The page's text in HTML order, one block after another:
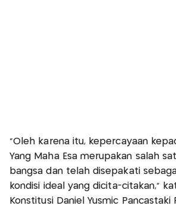
"Oleh karena itu, kepercayaan
Yang Maha Esa merupakan salah
bangsa dan telah disepakati
kondisi ideal yang dicita-citakan,"
Konstitusi Daniel Yusmic Pancastaki